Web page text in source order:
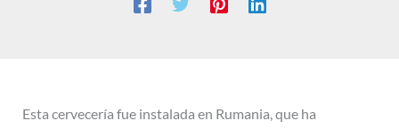
Esta cervecería fue instalada en Rumania, que ha